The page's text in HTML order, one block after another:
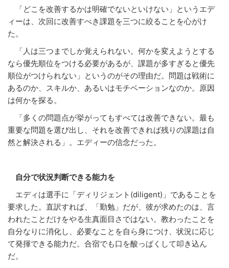
「どこを改善するかは明確でないといけない」というエデ
ィーは、次回に改善すべき課題を三つに絞ることを心がけ
た。
「人は三つまでしか覚えられない。何かを変えようとする
なら優先順位をつける必要があるが、課題が多すぎると優先
順位がつけられない」というのがその理由だ。問題は戦術に
あるのか、スキルか、あるいはモチベーションなのか。原因
は何かを探る。
「多くの問題点が挙がってもすべては改善できない。最も
重要な問題を選び出し、それを改善できれば残りの課題は自
然と解決される」。エディーの信念だった。
自分で状況判断できる能力を
エディは選手に「ディリジェント(diligent)」であることを
要求した。直訳すれば、「勤勉」だが、彼が求めたのは、言
われたことだけをやる生真面目さではない。教わったことを
自分なりに消化し、必要なことを自ら身につけ、状況に応じ
て発揮できる能力だ。合宿でも口を酸っぱくして叩き込ん
だ。